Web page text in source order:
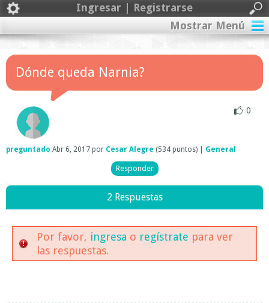
Ingresar | Registrarse
Mostrar Menú
Dónde queda Narnia?
0
preguntado Abr 6, 2017 por Cesar Alegre (534 puntos) General
2 Respuestas
Por favor, ingresa o regístrate para ver
las respuestas.